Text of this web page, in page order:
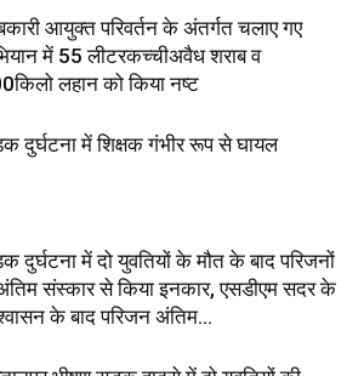
आयुक्त परिवर्तन के अंतर्गत चलाए गए
में 55 लीटरकच्चीअवैध शराब व
लहान को किया नष्ट
दुर्घटना में शिक्षक गंभीर रूप से घायल
दुर्घटना में दो युवतियों के मौत के बाद परिजनों
संस्कार से किया इनकार, एसडीएम सदर के
के बाद परिजन अंतिम...